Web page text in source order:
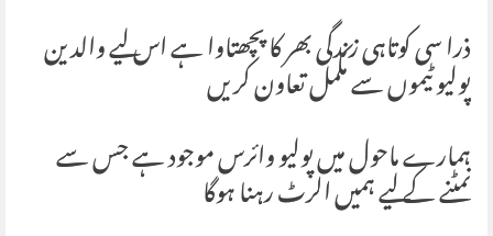
ذرا سی کوتاہی زندگی بھر کا پچھتاوا ہے اس لیے والدین
پولیو ٹیموں سے مکمل تعاون کریں
ہمارے ماحول میں پولیو وائرس موجود ہے جس سے
نمٹنے کے لیے ہمیں الرٹ رہنا ہوگا